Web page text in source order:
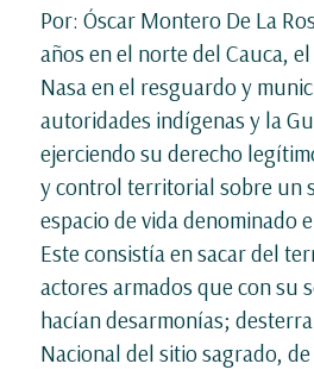
Por: Óscar Montero De La
años en el norte del Cauca,
Nasa en el resguardo y
autoridades indígenas y la
ejerciendo su derecho
y control territorial sobre un
espacio de vida denominado
Este consistía en sacar del
actores armados que con su
hacían desarmonías;
Nacional del sitio sagrado,